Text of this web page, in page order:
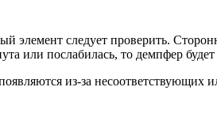
элемент следует проверить.
или послабилась, то демпфер
из-за несоответствующих